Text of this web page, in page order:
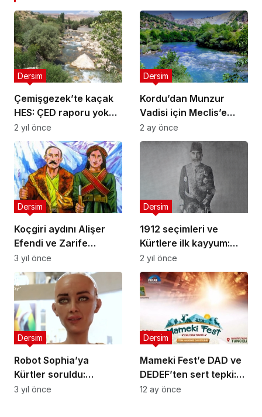
Çemişgezek’te kaçak
HES: ÇED raporu yok
ama inşaat başladı
Dersim
2 yıl önce
Kordu’dan Munzur
Vadisi için Meclis’e
çifte soru önergesi
Dersim
2 ay önce
Koçgiri aydını Alişer
Efendi ve Zarife
Xatun…
Dersim
3 yıl önce
1912 seçimleri ve
Kürtlere ilk kayyum:
Hüseyin Kenan
Bedirhan’ın vekilliği
nasıl gasp edildi?
Dersim
2 yıl önce
Robot Sophia’ya
Kürtler soruldu:
Güçlüler, direnişçiler
Dersim
3 yıl önce
Mameki Fest’e DAD ve
DEDEF’ten sert tepki:
“Ticarileşmiş ve
Dersim
12 ay önce